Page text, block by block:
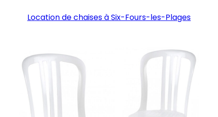
Location de chaises à Six-Fours-les-Plages